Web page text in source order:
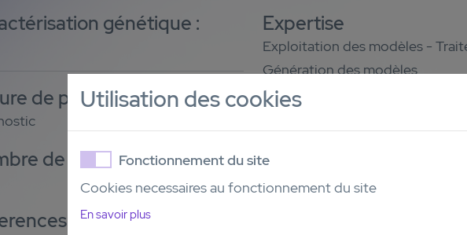
génétique :
de prélèvement
de modèles
:
Expertise
Exploitation des modèles -
Génération des modèles
Contact
Yves Collette
Bioluminescence
Utilisation des cookies
Fonctionnement du site
Cookies necessaires au fonctionnement du site
En savoir plus